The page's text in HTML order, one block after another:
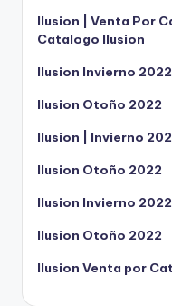
Ilusion | Venta Por
Catalogo Ilusion
Ilusion Invierno 2022
Ilusion Otoño 2022
Ilusion | Invierno
Ilusion Otoño 2022
Ilusion Invierno 2022
Ilusion Otoño 2022
Ilusion Venta por